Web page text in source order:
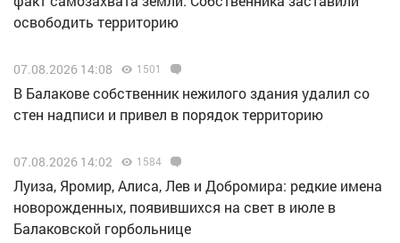
освободить территорию
07.08.2026 14:08 1501
В Балакове собственник нежилого здания удалил со
стен надписи и привел в порядок территорию
07.08.2026 14:02 1584
Луиза, Яромир, Алиса, Лев и Добромира: редкие имена
новорожденных, появившихся на свет в июле в
Балаковской горбольнице